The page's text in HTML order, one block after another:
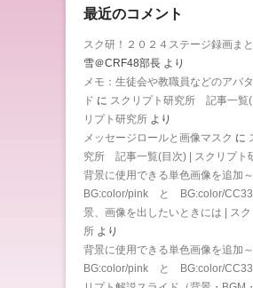
最近のコメント
スク研！２０２４ステージ録画ま
雪＠CRF48部長 より
メモ：生徒会や教職員などのアバ
ド に スクリプト研究所 記事一覧(
リプト研究所 より
メッセージロールと画像マスク に
究所 記事一覧(目次) | スクリプト
背景に使用できる単色画像を追加～
BG:color/pink と BG:color/
景、画像を出したいときには | ス
所 より
背景に使用できる単色画像を追加～
BG:color/pink と BG:color/